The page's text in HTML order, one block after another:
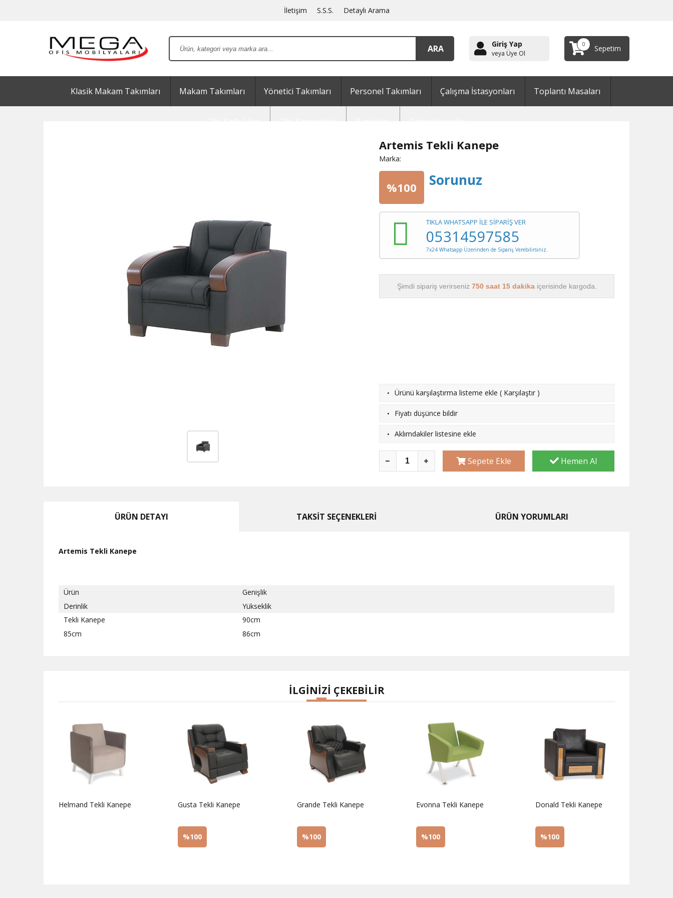
İletişim S.S.S. Detaylı Arama
Giriş Yap
veya Üye Ol
0 Sepetim
Klasik Makam Takımları Makam Takımları Yönetici Takımları Personel Takımları Çalışma İstasyonları Toplantı Masaları
Artemis Tekli Kanepe
Marka:
%100 Sorunuz
TIKLA WHATSAPP İLE SİPARİŞ VER
05314597585
7x24 Whatsapp Üzerinden de Sipariş Verebilirsiniz.
Şimdi sipariş verirseniz 750 saat 15 dakika içerisinde kargoda.
· Ürünü karşılaştırma listeme ekle ( Karşılaştır )
· Fiyatı düşünce bildir
· Aklımdakiler listesine ekle
Sepete Ekle Hemen Al
ÜRÜN DETAYI TAKSİT SEÇENEKLERİ ÜRÜN YORUMLARI
Artemis Tekli Kanepe
Ürün
Genişlik
Derinlik
Yükseklik
Tekli Kanepe
90cm
85cm
86cm
İLGİNİZİ ÇEKEBİLİR
Helmand Tekli Kanepe Gusta Tekli Kanepe
%100
Grande Tekli Kanepe
%100
Evonna Tekli Kanepe
%100
Donald Tekli Kanepe
%100